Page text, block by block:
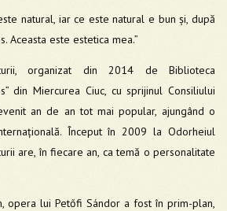
natural, iar ce este natural e bun și, după
Aceasta este estetica mea.”
organizat din 2014 de Biblioteca
din Miercurea Ciuc, cu sprijinul Consiliului
an de an tot mai popular, ajungând o
Început în 2009 la Odorheiul
are, în fiecare an, ca temă o personalitate
Petőfi Sándor a fost în prim-plan,